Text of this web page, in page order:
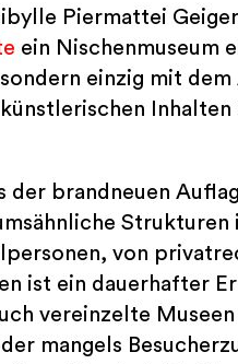
Piermattei
ein Nischenmuseum
einzig mit dem
Inhalten
der brandneuen
Strukturen
von
ist ein dauerhafter
vereinzelte
mangels